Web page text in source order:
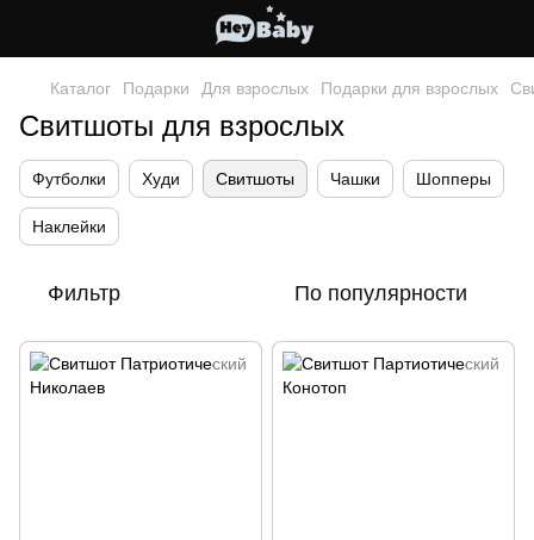
Каталог Подарки Для взрослых Подарки для взрослых
Свитшоты для взрослых
Футболки Худи Свитшоты Чашки Шопперы
Наклейки
Фильтр По популярности